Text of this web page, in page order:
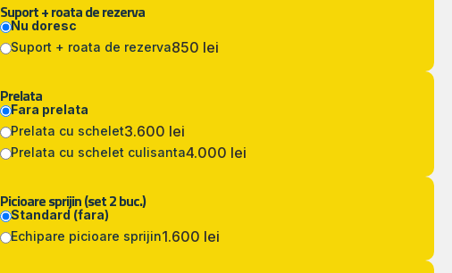
Suport + roata de rezerva
Nu doresc
Suport + roata de rezerva850 lei
Prelata
Fara prelata
Prelata cu schelet3.600 lei
Prelata cu schelet culisanta4.000 lei
Picioare sprijin (set 2 buc.)
Standard (fara)
Echipare picioare sprijin1.600 lei